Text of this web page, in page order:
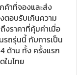
าที่จองและส่ง
ตอบรับเกินความ
งราคาที่คุ้มค่าเมื่อ
รถรุ่นนี้ กับการเป็น
ด้าน ทั้ง ครั้งแรก
ในไทย